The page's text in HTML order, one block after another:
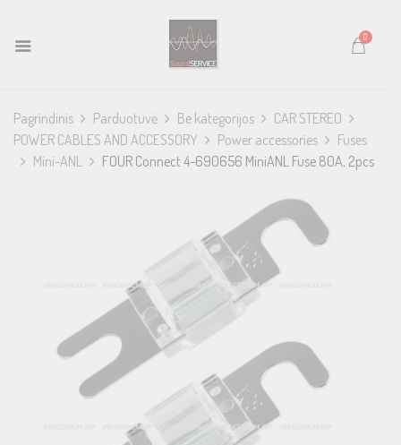
0
Pagrindinis Parduotuvė Be kategorijos
CAR STEREO
POWER CABLES AND ACCESSORY
Power accessories
Fuses
Mini-ANL
FOUR Connect 4-690656 MiniANL Fuse 80A, 2pcs